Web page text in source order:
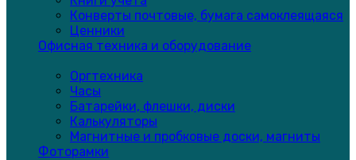
Конверты почтовые, бумага самоклеящаяся
Ценники
Офисная техника и оборудование
Оргтехника
Часы
Батарейки, флешки, диски
Калькуляторы
Магнитные и пробковые доски, магниты
Фоторамки